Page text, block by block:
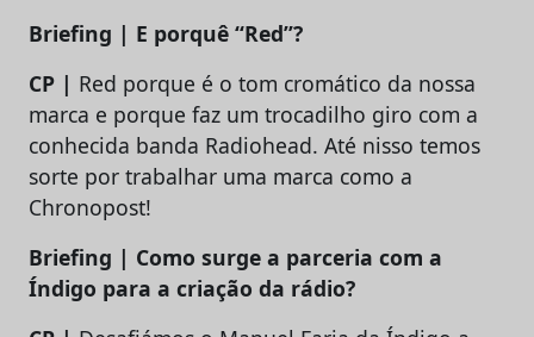
Briefing | E porquê “Red”?
CP | Red porque é o tom cromático da nossa
marca e porque faz um trocadilho giro com a
conhecida banda Radiohead. Até nisso temos
sorte por trabalhar uma marca como a
Chronopost!
Briefing | Como surge a parceria com a
Índigo para a criação da rádio?